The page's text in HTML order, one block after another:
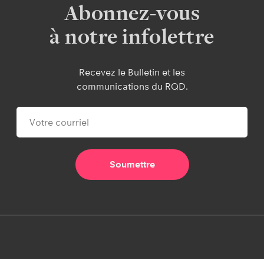
Abonnez-vous
à notre infolettre
Recevez le Bulletin et les
communications du RQD.